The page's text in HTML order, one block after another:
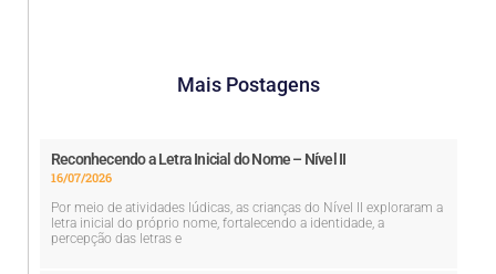
Mais Postagens
Reconhecendo a Letra Inicial do Nome – Nível II
16/07/2026
Por meio de atividades lúdicas, as crianças do Nível II exploraram a
letra inicial do próprio nome, fortalecendo a identidade, a
percepção das letras e